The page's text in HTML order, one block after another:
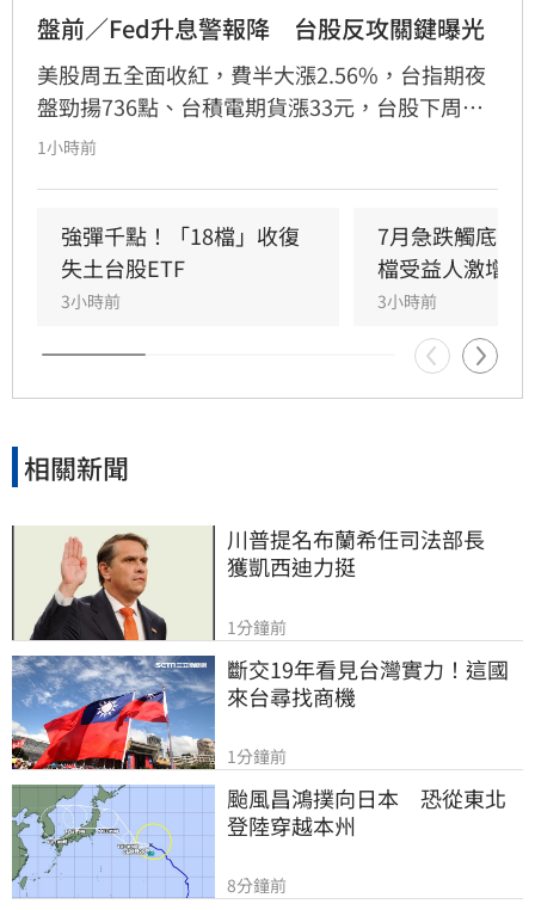
盤前／Fed升息警報降　台股反攻關鍵曝光
美股周五全面收紅，費半大漲2.56%，台指期夜
盤勁揚736點、台積電期貨漲33元，台股下周一
（10日）反攻氣勢升溫。美股4大指數全面收
幅0.62%，收7,757.64點，再創歷史新高；那斯
達克指數勁揚351.21點、漲幅1.33%，收
26,690.62點；費城半導體指數表現最強，大漲
308.1點、漲幅2.56%，收12,356.79點，科技及
半導體股重新成為多頭主力。
1小時前
強彈千點！「18檔」收復
失土台股ETF
3小時前
7月急跌觸底　
檔受益人激增！
3小時前
相關新聞
川普提名布蘭希任司法部長
獲凱西迪力挺
1分鐘前
斷交19年看見台灣實力！這國
來台尋找商機
1分鐘前
颱風昌鴻撲向日本　恐從東北
登陸穿越本州
8分鐘前